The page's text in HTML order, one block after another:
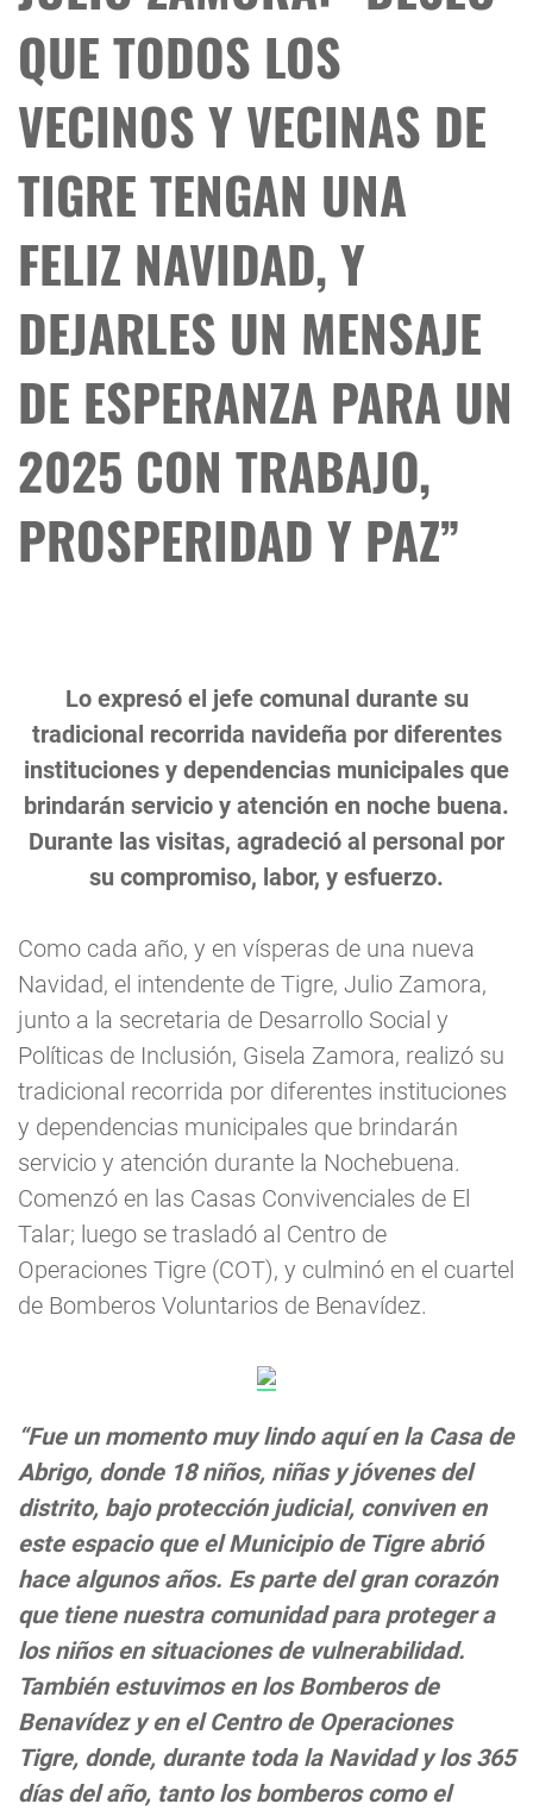
QUE TODOS LOS
VECINOS Y VECINAS DE
TIGRE TENGAN UNA
FELIZ NAVIDAD, Y
DEJARLES UN MENSAJE
DE ESPERANZA PARA UN
2025 CON TRABAJO,
PROSPERIDAD Y PAZ”
Lo expresó el jefe comunal durante su
tradicional recorrida navideña por diferentes
instituciones y dependencias municipales que
brindarán servicio y atención en noche buena.
Durante las visitas, agradeció al personal por
su compromiso, labor, y esfuerzo.
Como cada año, y en vísperas de una nueva
Navidad, el intendente de Tigre, Julio Zamora,
junto a la secretaria de Desarrollo Social y
Políticas de Inclusión, Gisela Zamora, realizó su
tradicional recorrida por diferentes instituciones
y dependencias municipales que brindarán
servicio y atención durante la Nochebuena.
Comenzó en las Casas Convivenciales de El
Talar; luego se trasladó al Centro de
Operaciones Tigre (COT), y culminó en el cuartel
de Bomberos Voluntarios de Benavídez.
“Fue un momento muy lindo aquí en la Casa de
Abrigo, donde 18 niños, niñas y jóvenes del
distrito, bajo protección judicial, conviven en
este espacio que el Municipio de Tigre abrió
hace algunos años. Es parte del gran corazón
que tiene nuestra comunidad para proteger a
los niños en situaciones de vulnerabilidad.
También estuvimos en los Bomberos de
Benavídez y en el Centro de Operaciones
Tigre, donde, durante toda la Navidad y los 365
días del año, tanto los bomberos como el